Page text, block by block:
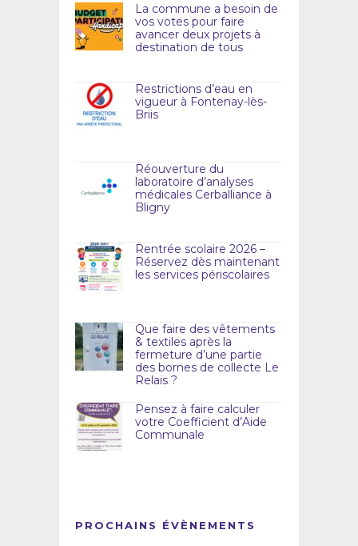
La commune a besoin de
vos votes pour faire
avancer deux projets à
destination de tous
Restrictions d’eau en
vigueur à Fontenay-lès-
Briis
Réouverture du
laboratoire d’analyses
médicales Cerballiance à
Bligny
Rentrée scolaire 2026 –
Réservez dès maintenant
les services périscolaires
Que faire des vêtements
& textiles après la
fermeture d’une partie
des bornes de collecte Le
Relais ?
Pensez à faire calculer
votre Coefficient d’Aide
Communale
PROCHAINS ÉVÈNEMENTS